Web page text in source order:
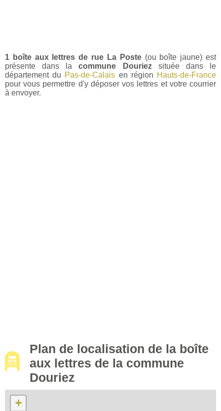
1 boîte aux lettres de rue La Poste(ou boîte jaune) est
présente dans lacommune Douriezsituée dans le
département du Pas-de-Calais en région Hauts-de-France
pour vous permettre d'y déposer vos lettres et votre courrier
à envoyer.
Plan de localisation de la boîte
aux lettres de la commune
Douriez
+